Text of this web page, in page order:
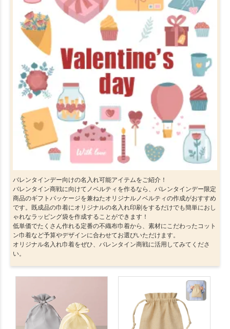
バレンタインデー向けの名入れ可能アイテムをご紹介！
バレンタイン商戦に向けてノベルティを作るなら、バレンタインデー限定
商品のギフトパッケージを兼ねたオリジナルノベルティの作成がおすすめ
です。既成品の巾着にオリジナルの名入れ印刷をするだけでも簡単におし
ゃれなラッピング袋を作成することができます！
低単価でたくさん作れる定番の不織布巾着から、素材にこだわったコット
ン巾着など予算やデザインに合わせてお選びいただけます。
オリジナル名入れ巾着をぜひ、バレンタイン商戦に活用してみてくださ
い。